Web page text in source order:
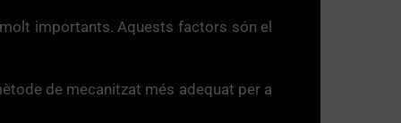
importants. Aquests factors són el
de mecanitzat més adequat per a